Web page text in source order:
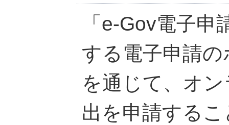
「e-Gov電子
する電子申請
を通じて、オ
出を申請する